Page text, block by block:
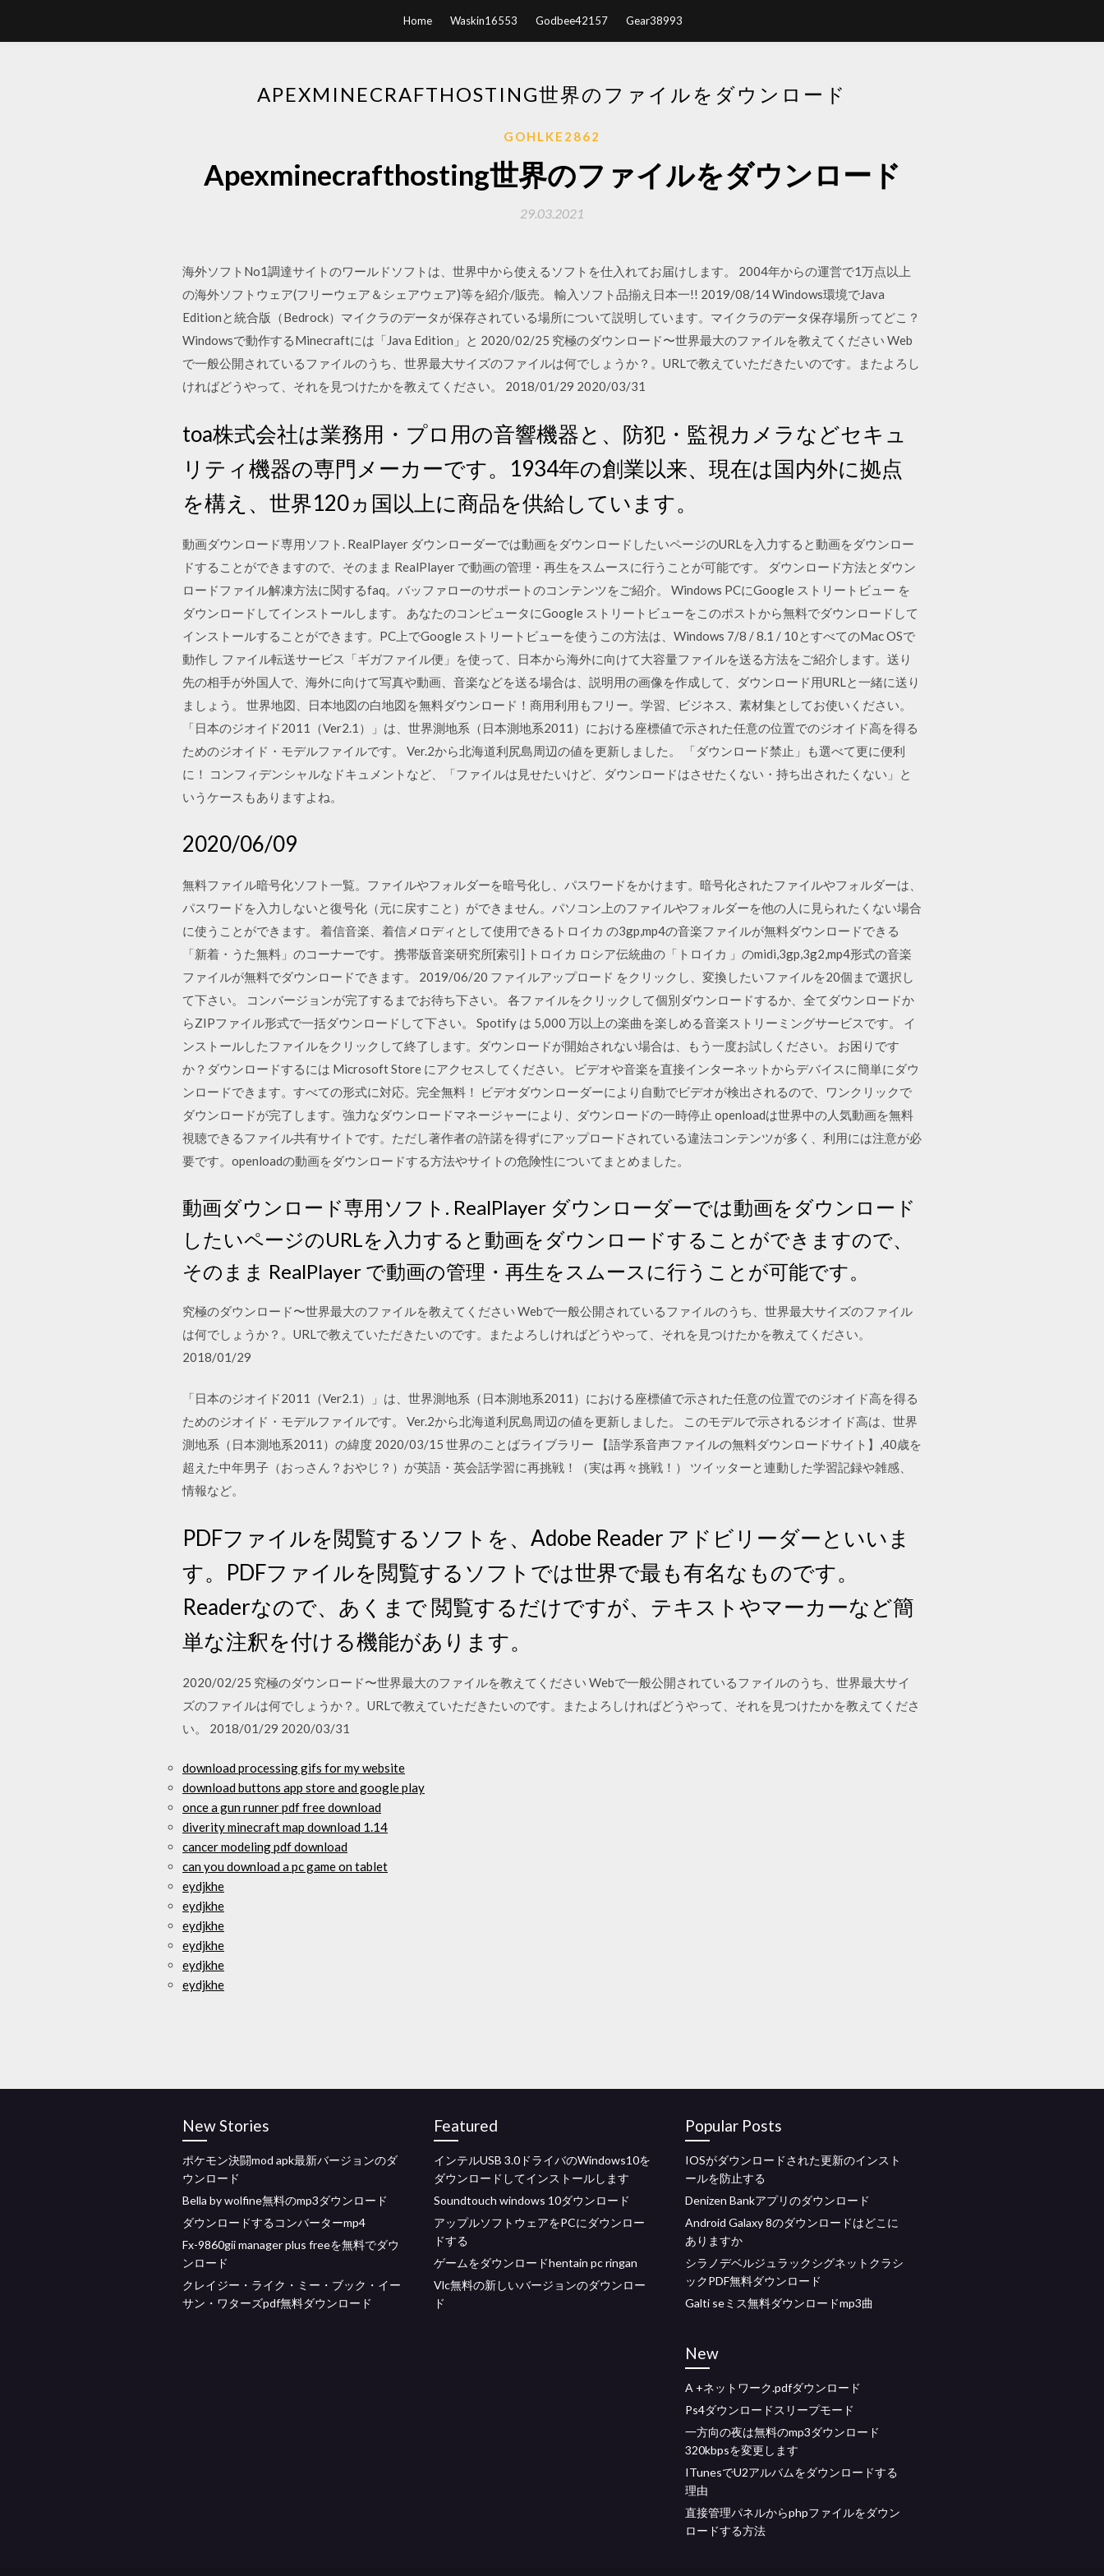
Home Waskin16553 Godbee42157 Gear38993
APEXMINECRAFTHOSTING世界のファイルをダウンロード
GOHLKE2862
Apexminecrafthosting世界のファイルをダウンロード
29.03.2021
海外ソフトNo1調達サイトのワールドソフトは、世界中から使えるソフトを仕入れてお届けします。 2004年からの運営で1万点以上
の海外ソフトウェア(フリーウェア＆シェアウェア)等を紹介/販売。 輸入ソフト品揃え日本一!! 2019/08/14 Windows環境でJava
Editionと統合版（Bedrock）マイクラのデータが保存されている場所について説明しています。マイクラのデータ保存場所ってどこ？
Windowsで動作するMinecraftには「Java Edition」と 2020/02/25 究極のダウンロード〜世界最大のファイルを教えてください Web
で一般公開されているファイルのうち、世界最大サイズのファイルは何でしょうか？。URLで教えていただきたいのです。またよろし
ければどうやって、それを見つけたかを教えてください。 2018/01/29 2020/03/31
toa株式会社は業務用・プロ用の音響機器と、防犯・監視カメラなどセキュ
リティ機器の専門メーカーです。1934年の創業以来、現在は国内外に拠点
を構え、世界120ヵ国以上に商品を供給しています。
動画ダウンロード専用ソフト. RealPlayer ダウンローダーでは動画をダウンロードしたいページのURLを入力すると動画をダウンロー
ドすることができますので、そのまま RealPlayer で動画の管理・再生をスムースに行うことが可能です。 ダウンロード方法とダウン
ロードファイル解凍方法に関するfaq。バッファローのサポートのコンテンツをご紹介。 Windows PCにGoogle ストリートビュー を
ダウンロードしてインストールします。 あなたのコンピュータにGoogle ストリートビューをこのポストから無料でダウンロードして
インストールすることができます。PC上でGoogle ストリートビューを使うこの方法は、Windows 7/8 / 8.1 / 10とすべてのMac OSで
動作し ファイル転送サービス「ギガファイル便」を使って、日本から海外に向けて大容量ファイルを送る方法をご紹介します。送り
先の相手が外国人で、海外に向けて写真や動画、音楽などを送る場合は、説明用の画像を作成して、ダウンロード用URLと一緒に送り
ましょう。 世界地図、日本地図の白地図を無料ダウンロード！商用利用もフリー。学習、ビジネス、素材集としてお使いください。
「日本のジオイド2011（Ver2.1）」は、世界測地系（日本測地系2011）における座標値で示された任意の位置でのジオイド高を得る
ためのジオイド・モデルファイルです。 Ver.2から北海道利尻島周辺の値を更新しました。 「ダウンロード禁止」も選べて更に便利
に！ コンフィデンシャルなドキュメントなど、「ファイルは見せたいけど、ダウンロードはさせたくない・持ち出されたくない」と
いうケースもありますよね。
2020/06/09
無料ファイル暗号化ソフト一覧。ファイルやフォルダーを暗号化し、パスワードをかけます。暗号化されたファイルやフォルダーは、
パスワードを入力しないと復号化（元に戻すこと）ができません。パソコン上のファイルやフォルダーを他の人に見られたくない場合
に使うことができます。 着信音楽、着信メロディとして使用できるトロイカ の3gp,mp4の音楽ファイルが無料ダウンロードできる
「新着・うた無料」のコーナーです。 携帯版音楽研究所[索引] トロイカ ロシア伝統曲の「トロイカ 」のmidi,3gp,3g2,mp4形式の音楽
ファイルが無料でダウンロードできます。 2019/06/20 ファイルアップロード をクリックし、変換したいファイルを20個まで選択し
て下さい。 コンバージョンが完了するまでお待ち下さい。 各ファイルをクリックして個別ダウンロードするか、全てダウンロードか
らZIPファイル形式で一括ダウンロードして下さい。 Spotify は 5,000 万以上の楽曲を楽しめる音楽ストリーミングサービスです。 イ
ンストールしたファイルをクリックして終了します。ダウンロードが開始されない場合は、もう一度お試しください。 お困りです
か？ダウンロードするには Microsoft Store にアクセスしてください。 ビデオや音楽を直接インターネットからデバイスに簡単にダウ
ンロードできます。すべての形式に対応。完全無料！ ビデオダウンローダーにより自動でビデオが検出されるので、ワンクリックで
ダウンロードが完了します。強力なダウンロードマネージャーにより、ダウンロードの一時停止 openloadは世界中の人気動画を無料
視聴できるファイル共有サイトです。ただし著作者の許諾を得ずにアップロードされている違法コンテンツが多く、利用には注意が必
要です。openloadの動画をダウンロードする方法やサイトの危険性についてまとめました。
動画ダウンロード専用ソフト. RealPlayer ダウンローダーでは動画をダウンロード
したいページのURLを入力すると動画をダウンロードすることができますので、
そのまま RealPlayer で動画の管理・再生をスムースに行うことが可能です。
究極のダウンロード〜世界最大のファイルを教えてください Webで一般公開されているファイルのうち、世界最大サイズのファイル
は何でしょうか？。URLで教えていただきたいのです。またよろしければどうやって、それを見つけたかを教えてください。
2018/01/29
「日本のジオイド2011（Ver2.1）」は、世界測地系（日本測地系2011）における座標値で示された任意の位置でのジオイド高を得る
ためのジオイド・モデルファイルです。 Ver.2から北海道利尻島周辺の値を更新しました。 このモデルで示されるジオイド高は、世界
測地系（日本測地系2011）の緯度 2020/03/15 世界のことばライブラリー 【語学系音声ファイルの無料ダウンロードサイト】,40歳を
超えた中年男子（おっさん？おやじ？）が英語・英会話学習に再挑戦！（実は再々挑戦！） ツイッターと連動した学習記録や雑感、
情報など。
PDFファイルを閲覧するソフトを、Adobe Reader アドビリーダーといいま
す。PDFファイルを閲覧するソフトでは世界で最も有名なものです。
Readerなので、あくまで 閲覧するだけですが、テキストやマーカーなど簡
単な注釈を付ける機能があります。
2020/02/25 究極のダウンロード〜世界最大のファイルを教えてください Webで一般公開されているファイルのうち、世界最大サイ
ズのファイルは何でしょうか？。URLで教えていただきたいのです。またよろしければどうやって、それを見つけたかを教えてくださ
い。 2018/01/29 2020/03/31
download processing gifs for my website
download buttons app store and google play
once a gun runner pdf free download
diverity minecraft map download 1.14
cancer modeling pdf download
can you download a pc game on tablet
eydjkhe
eydjkhe
eydjkhe
eydjkhe
eydjkhe
eydjkhe
New Stories
ポケモン決闘mod apk最新バージョンのダ
ウンロード
Bella by wolfine無料のmp3ダウンロード
ダウンロードするコンバーターmp4
Fx-9860gii manager plus freeを無料でダウ
ンロード
クレイジー・ライク・ミー・ブック・イー
サン・ワターズpdf無料ダウンロード
Featured
インテルUSB 3.0ドライバのWindows10を
ダウンロードしてインストールします
Soundtouch windows 10ダウンロード
アップルソフトウェアをPCにダウンロー
ドする
ゲームをダウンロードhentain pc ringan
Vlc無料の新しいバージョンのダウンロー
ド
Popular Posts
IOSがダウンロードされた更新のインスト
ールを防止する
Denizen Bankアプリのダウンロード
Android Galaxy 8のダウンロードはどこに
ありますか
シラノデベルジュラックシグネットクラシ
ックPDF無料ダウンロード
Galti seミス無料ダウンロードmp3曲
New
A +ネットワーク.pdfダウンロード
Ps4ダウンロードスリープモード
一方向の夜は無料のmp3ダウンロード
320kbpsを変更します
ITunesでU2アルバムをダウンロードする
理由
直接管理パネルからphpファイルをダウン
ロードする方法